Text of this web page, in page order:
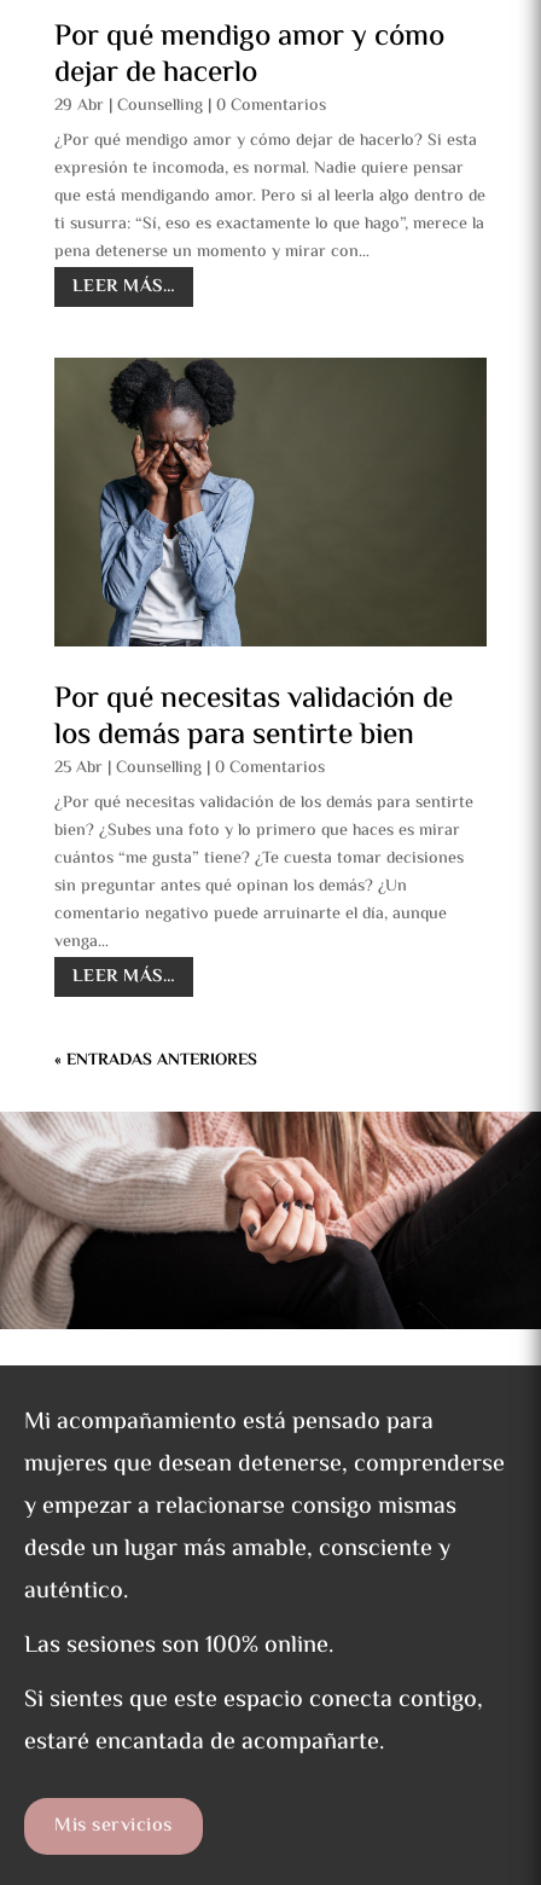
Por qué mendigo amor y cómo
dejar de hacerlo
29 Abr|Counselling|0 Comentarios
¿Por qué mendigo amor y cómo dejar de hacerlo? Si esta
expresión te incomoda, es normal. Nadie quiere pensar
que está mendigando amor. Pero si al leerla algo dentro de
ti susurra: “Sí, eso es exactamente lo que hago”, merece la
pena detenerse un momento y mirar con…
LEER MÁS…
Por qué necesitas validación de
los demás para sentirte bien
25 Abr|Counselling|0 Comentarios
¿Por qué necesitas validación de los demás para sentirte
bien? ¿Subes una foto y lo primero que haces es mirar
cuántos “me gusta” tiene? ¿Te cuesta tomar decisiones
sin preguntar antes qué opinan los demás? ¿Un
comentario negativo puede arruinarte el día, aunque
venga…
LEER MÁS…
« ENTRADAS ANTERIORES
Mi acompañamiento está pensado para
mujeres que desean detenerse, comprenderse
y empezar a relacionarse consigo mismas
desde un lugar más amable, consciente y
auténtico.
Las sesiones son 100% online.
Si sientes que este espacio conecta contigo,
estaré encantada de acompañarte.
Mis servicios